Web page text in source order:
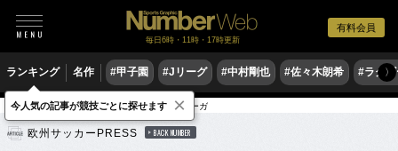
有料会員
毎日6時・11時・17時更新
ランキング 名作 #甲子園 #Jリーグ #中村剛也 #佐々木朗希 #ラグ〉
サッカー 海外サッカー ブンデスリーガ
欧州サッカーPRESS BACK NUMBER
今人気の記事が競技ごとに探せます ×